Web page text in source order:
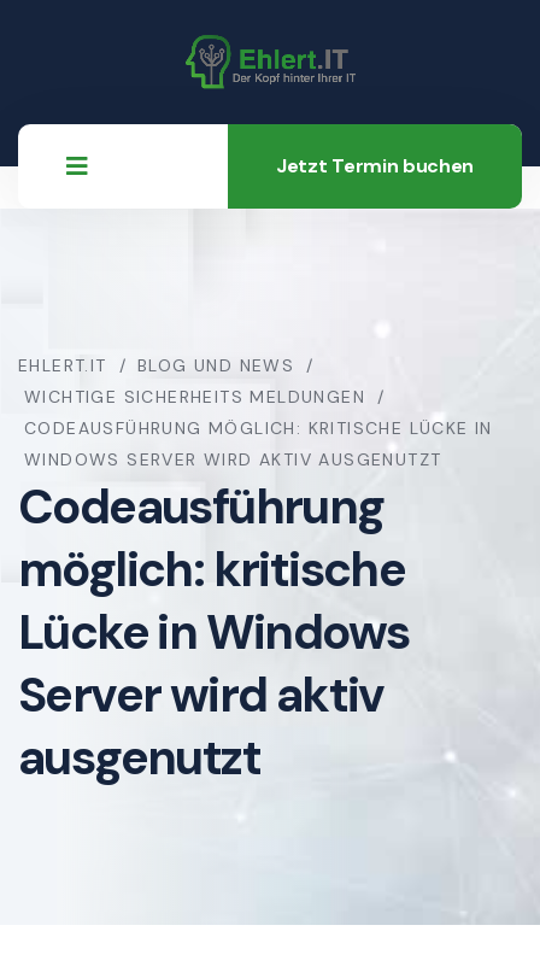
Jetzt Termin buchen
EHLERT.IT
BLOG UND NEWS
WICHTIGE SICHERHEITS MELDUNGEN
CODEAUSFÜHRUNG MÖGLICH: KRITISCHE LÜCKE IN
WINDOWS SERVER WIRD AKTIV AUSGENUTZT
Codeausführung
möglich: kritische
Lücke in Windows
Server wird aktiv
ausgenutzt